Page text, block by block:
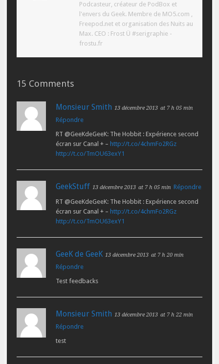
Podcasteur, créateur de PodBox et
l'envers du Geek. Membre de MO5.com ,
Freepod.net et organisation des Nuits au
Max. CEO : Frost Ü #serigraphie -
frostu.fr
15 Comments
Monsieur Smith 13 décembre 2013 at 7 h 05 min
Répondre
RT @GeeKdeGeeK: The Hobbit : Expérience second
écran sur Canal + – http://t.co/4chmFo2RGz
http://t.co/TmOU63exY1
GeekStuff 13 décembre 2013 at 7 h 05 min Répondre
RT @GeeKdeGeeK: The Hobbit : Expérience second
écran sur Canal + – http://t.co/4chmFo2RGz
http://t.co/TmOU63exY1
GeeK de GeeK 13 décembre 2013 at 7 h 20 min
Répondre
Test feedbacks
Monsieur Smith 13 décembre 2013 at 7 h 22 min
Répondre
test